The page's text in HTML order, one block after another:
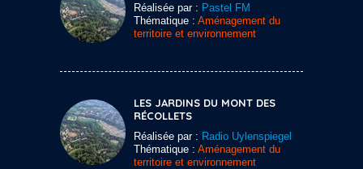
Réalisée par : Pastel FM
Thématique : Aménagement du
territoire et environnement
LES JARDINS DU MONT DES
RÉCOLLETS
Réalisée par : Radio Uylenspiegel
Thématique : Aménagement du
territoire et environnement